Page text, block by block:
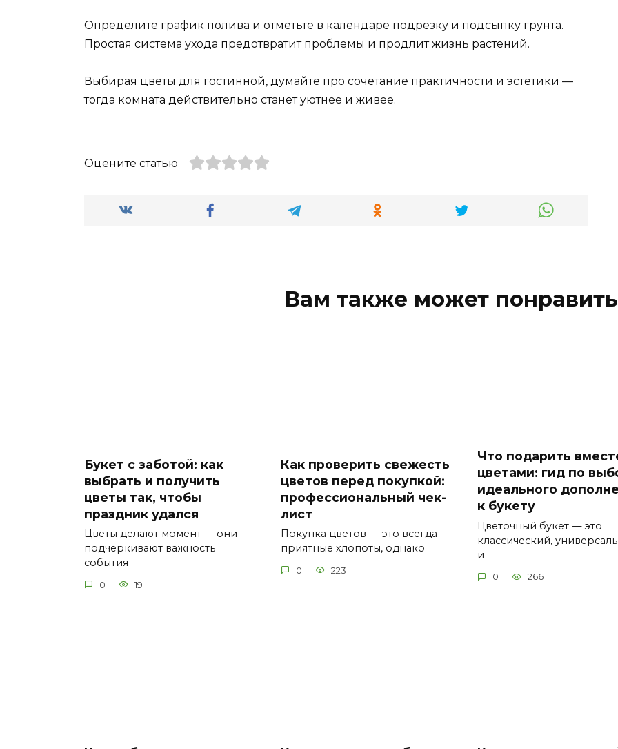
Определите график полива и отметьте в календаре подрезку и подсыпку грунта.
Простая система ухода предотвратит проблемы и продлит жизнь растений.
Выбирая цветы для гостинной, думайте про сочетание практичности и эстетики —
тогда комната действительно станет уютнее и живее.
Оцените статью
Вам также может
Букет с заботой: как
выбрать и получить
цветы так, чтобы
праздник удался
Цветы делают момент — они
подчеркивают важность
события
0 19
Как проверить свежесть
цветов перед покупкой:
профессиональный чек-
лист
Покупка цветов — это всегда
приятные хлопоты, однако
0 223
Что подарить
цветами: гид по
идеального
к букету
Цветочный букет — это
классический,
и
0 266